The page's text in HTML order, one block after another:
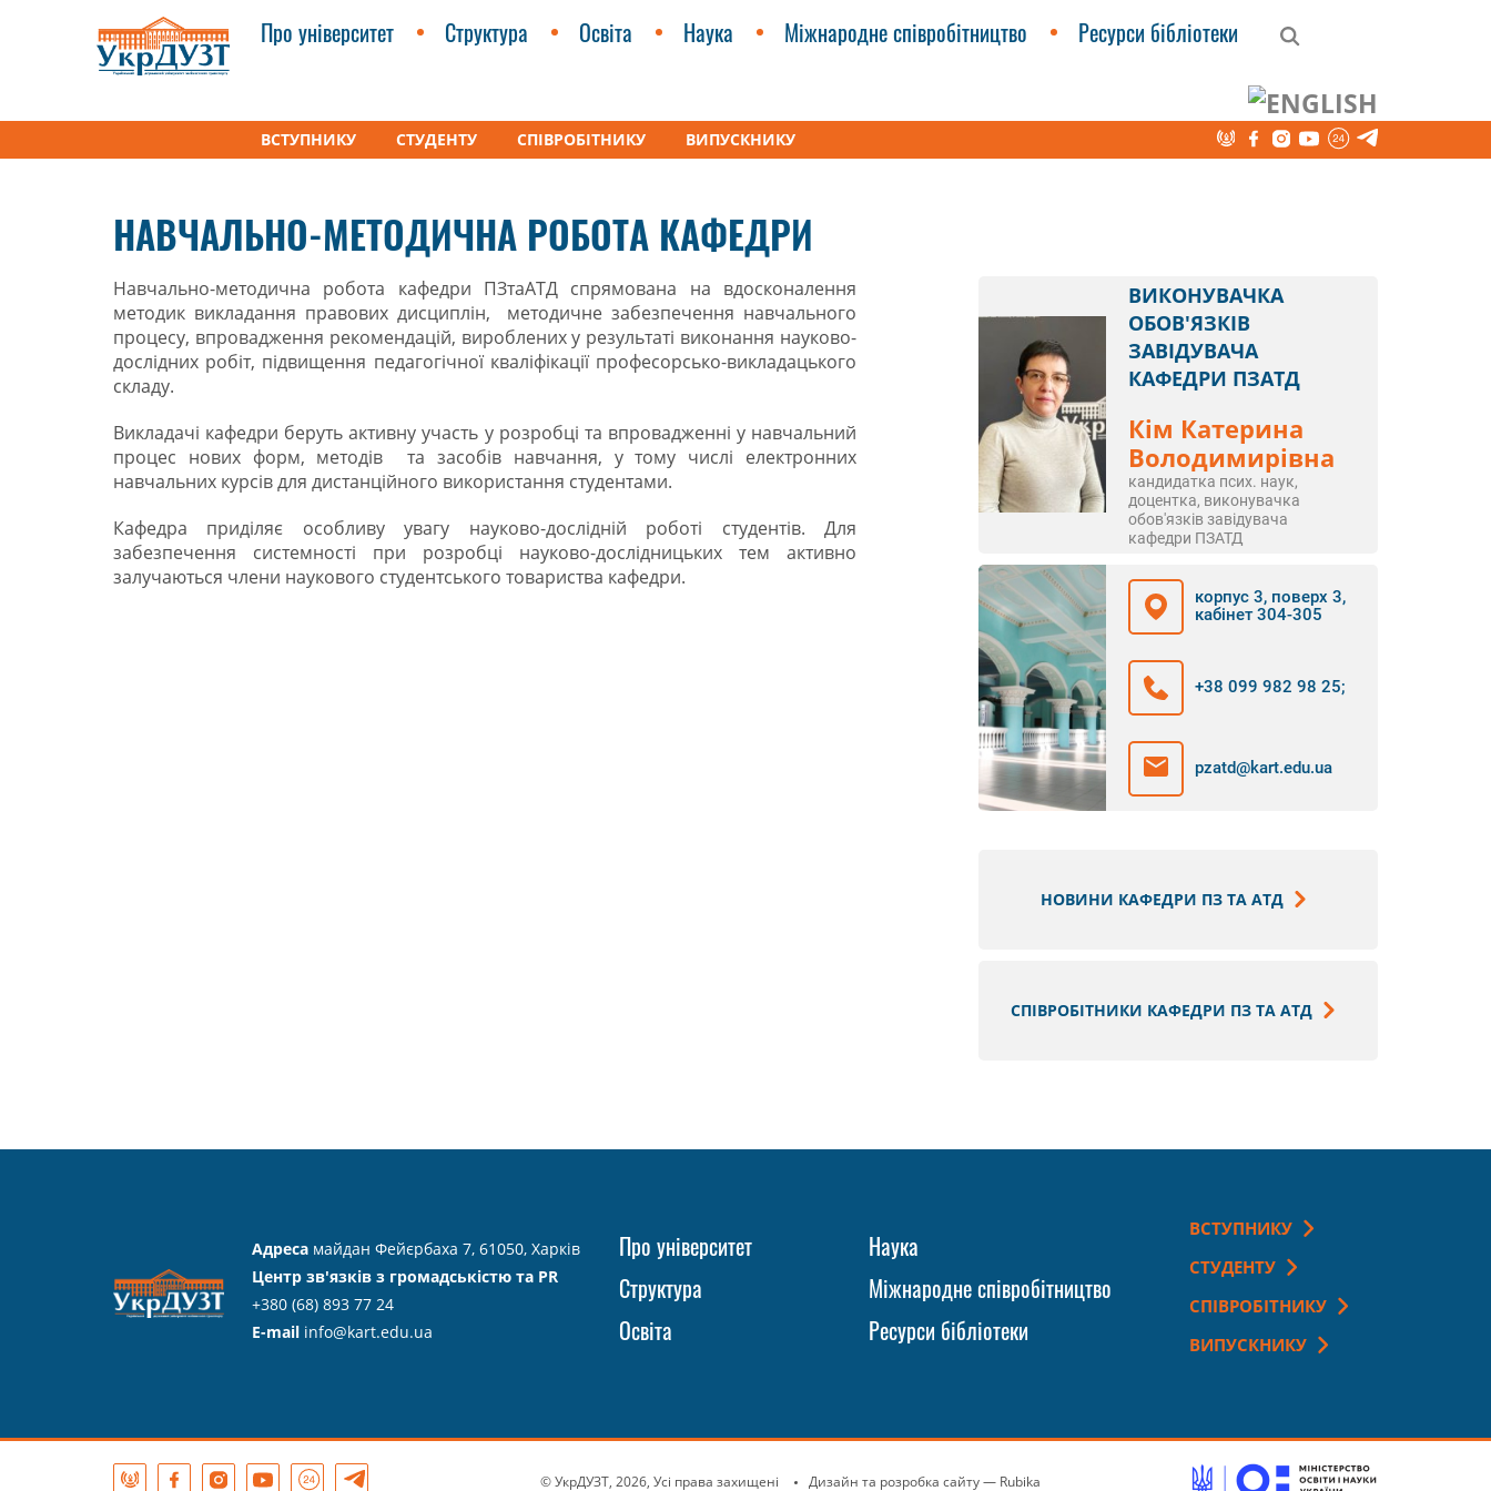
Про університет Структура Освіта Наука Міжнародне співробітництво Ресурси бібліотеки
ВСТУПНИКУ СТУДЕНТУ СПІВРОБІТНИКУ ВИПУСКНИКУ
Факультети Кафедра «Правове забезпечення та адміністрування транспортної діяльності» Навчально-методична робота кафедри
НАВЧАЛЬНО-МЕТОДИЧНА РОБОТА КАФЕДРИ
ВИКОНУВАЧКА
ОБОВ'ЯЗКІВ
ЗАВІДУВАЧА
КАФЕДРИ ПЗАТД
Кім Катерина
Володимирівна
кандидатка псих. наук,
доцентка, виконувачка
обов'язків завідувача
кафедри ПЗАТД
корпус 3, поверх 3,
кабінет 304-305
+38 099 982 98 25;
pzatd@kart.edu.ua
НОВИНИ КАФЕДРИ ПЗ ТА АТД
СПІВРОБІТНИКИ КАФЕДРИ ПЗ ТА АТД
Навчально-методична робота кафедри ПЗтаАТД спрямована на вдосконалення
методик викладання правових дисциплін, методичне забезпечення навчального
процесу, впровадження рекомендацій, вироблених у результаті виконання науково-
дослідних робіт, підвищення педагогічної кваліфікації професорсько-викладацького
складу.
Викладачі кафедри беруть активну участь у розробці та впровадженні у навчальний
процес нових форм, методів та засобів навчання, у тому числі електронних
навчальних курсів для дистанційного використання студентами.
Кафедра приділяє особливу увагу науково-дослідній роботі студентів. Для
забезпечення системності при розробці науково-дослідницьких тем активно
залучаються члени наукового студентського товариства кафедри.
Адреса майдан Фейєрбаха 7, 61050, Харків
Центр зв'язків з громадськістю та PR
+380 (68) 893 77 24
E-mail info@kart.edu.ua
Про університет
Структура
Освіта
Наука
Міжнародне співробітництво
Ресурси бібліотеки
ВСТУПНИКУ
СТУДЕНТУ
СПІВРОБІТНИКУ
ВИПУСКНИКУ
© УкрДУЗТ, 2026, Усі права захищені Дизайн та розробка сайту— Rubika